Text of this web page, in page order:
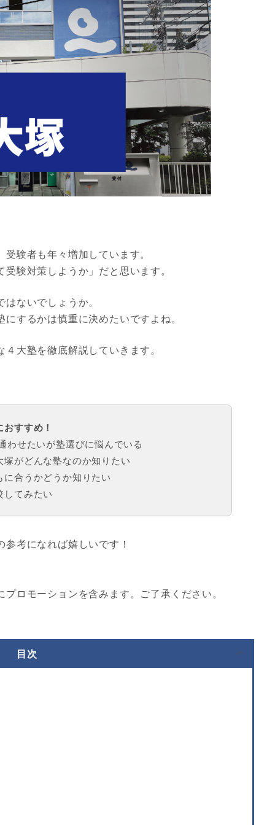
験者も年々増加しています。
験対策しようか」だと思います。
ないでしょうか。
するかは慎重に決めたいですよね。
大塾を徹底解説していきます。
すすめ！
わせたいが塾選びに悩んでいる
四谷大塚がどんな塾なのか知りたい
合うかどうか知りたい
してみたい
考になれば嬉しいです！
ロモーションを含みます。ご了承ください。
目次